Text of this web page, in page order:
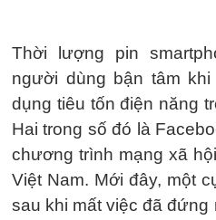
Thời lượng pin
người dùng bận tâm
dụng tiêu tốn điện năng
Hai trong số đó là
chương trình mạng xã
Việt Nam. Mới đây, một
sau khi mất việc đã đứng